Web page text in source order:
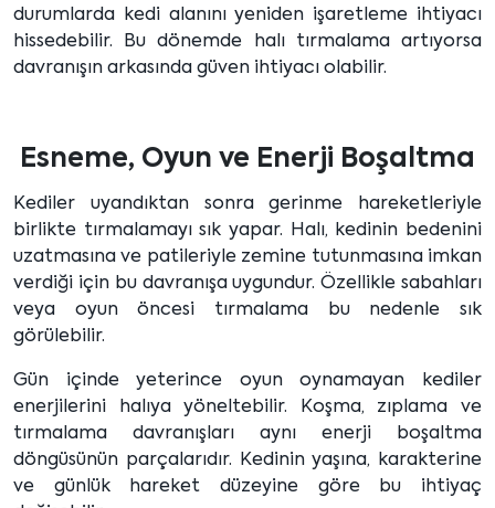
durumlarda kedi alanını yeniden işaretleme ihtiyacı
hissedebilir. Bu dönemde halı tırmalama artıyorsa
davranışın arkasında güven ihtiyacı olabilir.
Esneme, Oyun ve Enerji Boşaltma
Kediler uyandıktan sonra gerinme hareketleriyle
birlikte tırmalamayı sık yapar. Halı, kedinin bedenini
uzatmasına ve patileriyle zemine tutunmasına imkan
verdiği için bu davranışa uygundur. Özellikle sabahları
veya oyun öncesi tırmalama bu nedenle sık
görülebilir.
Gün içinde yeterince oyun oynamayan kediler
enerjilerini halıya yöneltebilir. Koşma, zıplama ve
tırmalama davranışları aynı enerji boşaltma
döngüsünün parçalarıdır. Kedinin yaşına, karakterine
ve günlük hareket düzeyine göre bu ihtiyaç